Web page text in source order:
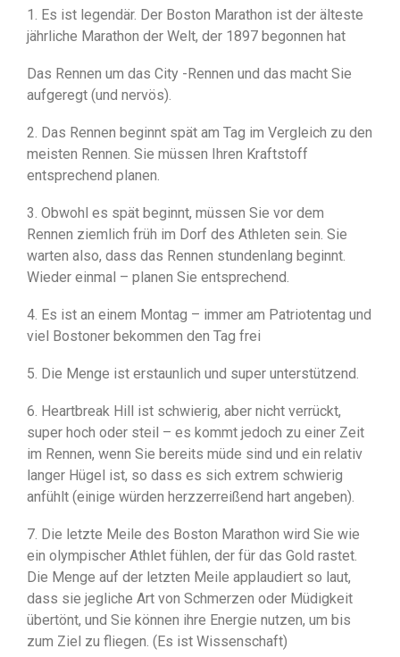
1. Es ist legendär. Der Boston Marathon ist der älteste
jährliche Marathon der Welt, der 1897 begonnen hat
Das Rennen um das City -Rennen und das macht Sie
aufgeregt (und nervös).
2. Das Rennen beginnt spät am Tag im Vergleich zu den
meisten Rennen. Sie müssen Ihren Kraftstoff
entsprechend planen.
3. Obwohl es spät beginnt, müssen Sie vor dem
Rennen ziemlich früh im Dorf des Athleten sein. Sie
warten also, dass das Rennen stundenlang beginnt.
Wieder einmal – planen Sie entsprechend.
4. Es ist an einem Montag – immer am Patriotentag und
viel Bostoner bekommen den Tag frei
5. Die Menge ist erstaunlich und super unterstützend.
6. Heartbreak Hill ist schwierig, aber nicht verrückt,
super hoch oder steil – es kommt jedoch zu einer Zeit
im Rennen, wenn Sie bereits müde sind und ein relativ
langer Hügel ist, so dass es sich extrem schwierig
anfühlt (einige würden herzzerreißend hart angeben).
7. Die letzte Meile des Boston Marathon wird Sie wie
ein olympischer Athlet fühlen, der für das Gold rastet.
Die Menge auf der letzten Meile applaudiert so laut,
dass sie jegliche Art von Schmerzen oder Müdigkeit
übertönt, und Sie können ihre Energie nutzen, um bis
zum Ziel zu fliegen. (Es ist Wissenschaft)